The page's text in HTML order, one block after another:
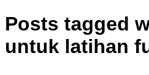
Posts tagged
untuk latihan